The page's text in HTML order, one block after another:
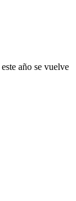
año se vuelve